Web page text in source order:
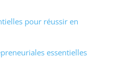
pour réussir en
essentielles